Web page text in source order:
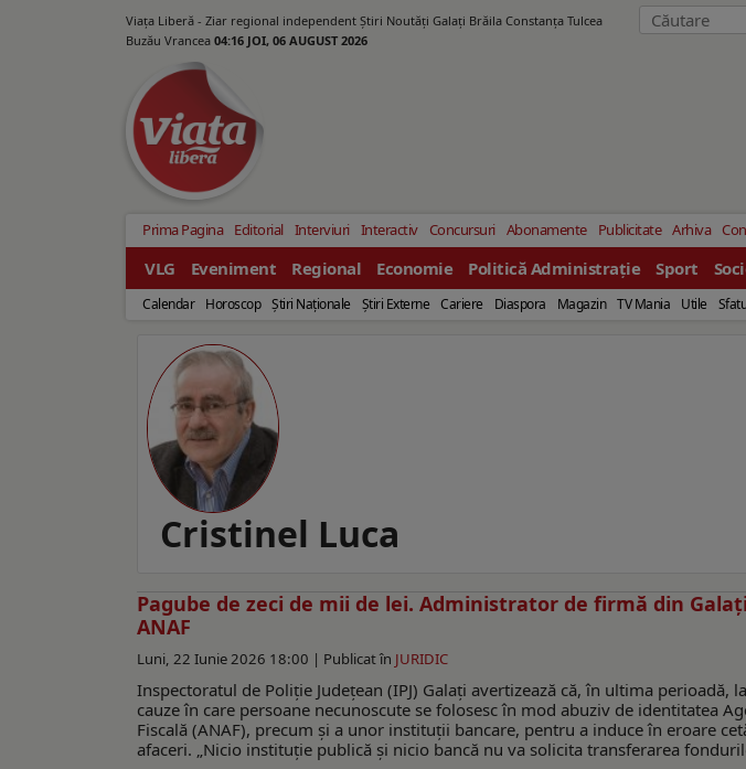
Viața Liberă - Ziar regional independent Știri Noutăți Galaţi Brăila Constanţa Tulcea
Buzău Vrancea 04:16 JOI, 06 AUGUST 2026
Prima Pagina Editorial Interviuri Interactiv Concursuri Abonamente Publicitate Arhiva
VLG Eveniment Regional Economie Politică Administrație Sport
Calendar Horoscop Ştiri Naţionale Ştiri Externe Cariere Diaspora Magazin TV Mania Utile
Cristinel Luca
Pagube de zeci de mii de lei. Administrator de firmă din
ANAF
Luni, 22 Iunie 2026 18:00 | Publicat în JURIDIC
Inspectoratul de Poliție Județean (IPJ) Galați avertizează că, în ultima perioadă,
cauze în care persoane necunoscute se folosesc în mod abuziv de identitatea
Fiscală (ANAF), precum și a unor instituții bancare, pentru a induce în eroare
afaceri. „Nicio instituție publică și nicio bancă nu va solicita transferarea